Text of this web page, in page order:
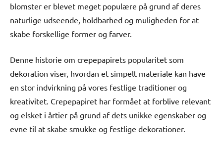
blomster er blevet meget populære på grund af deres
naturlige udseende, holdbarhed og muligheden for at
skabe forskellige former og farver.
Denne historie om crepepapirets popularitet som
dekoration viser, hvordan et simpelt materiale kan have
en stor indvirkning på vores festlige traditioner og
kreativitet. Crepepapiret har formået at forblive relevant
og elsket i årtier på grund af dets unikke egenskaber og
evne til at skabe smukke og festlige dekorationer.